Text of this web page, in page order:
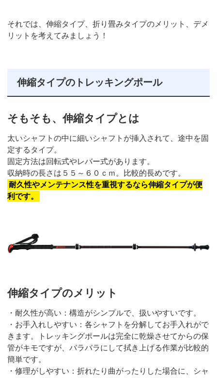
それでは、伸縮タイプ、折り畳みタイプのメリット、デメ
リットを考えてみましょう！
伸縮タイプのトレッキングポール
そもそも、伸縮タイプとは
太いシャフトの中に細いシャフトが挿入されて、途中を固
定するタイプ。
固定方法は回転式やレバー式があります。
収納時の長さは５５～６０ｃｍ。比較的長めです。
耐久性やメンテナンス性を重視するなら伸縮タイプが便
利です。
伸縮タイプのメリット
・耐久性が高い：構造がシンプルで、扱いやすいです。
・お手入れしやすい：各シャフトを分解してお手入れがで
きます。トレッキングポールは完全に乾燥させてからの保
管がキモですが、バラバラにして拭き上げる作業が比較的
簡単です。
・修理がしやすい：折れたり曲がったりした場合に、シャ